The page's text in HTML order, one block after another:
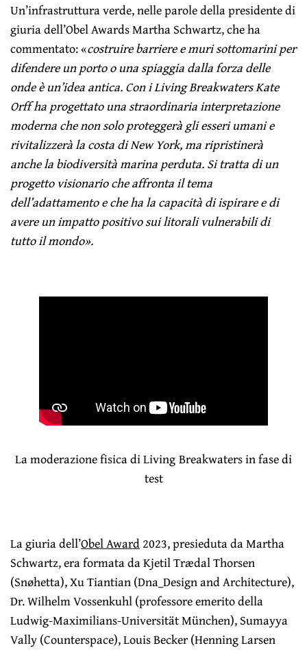
Un’infrastruttura verde, nelle parole della presidente di
giuria dell’Obel Awards Martha Schwartz, che ha
commentato: «costruire barriere e muri sottomarini per
difendere un porto o una spiaggia dalla forza delle
onde è un’idea antica. Con i Living Breakwaters Kate
Orff ha progettato una straordinaria interpretazione
moderna che non solo proteggerà gli esseri umani e
rivitalizzerà la costa di New York, ma ripristinerà
anche la biodiversità marina perduta. Si tratta di un
progetto visionario che affronta il tema
dell’adattamento e che ha la capacità di ispirare e di
avere un impatto positivo sui litorali vulnerabili di
tutto il mondo».
La moderazione fisica di Living Breakwaters in fase di
test
La giuria dell’Obel Award2023, presieduta da Martha
Schwartz, era formata da Kjetil Trædal Thorsen
(Snøhetta), Xu Tiantian (Dna_Design and Architecture),
Dr. Wilhelm Vossenkuhl (professore emerito della
Ludwig-Maximilians-Universität München), Sumayya
Vally (Counterspace), Louis Becker (Henning Larsen